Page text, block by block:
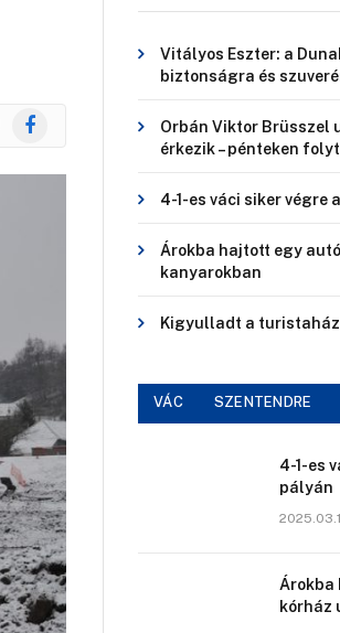
Facebook
Vitályos Eszter: a
biztonságra és
Orbán Viktor Brüsszel
érkezik – pénteken
4-1-es váci siker végre
Árokba hajtott egy
kanyarokban
Kigyulladt a
VÁC SZENTENDRE
4-1-es
pályán
Árokba
kórház